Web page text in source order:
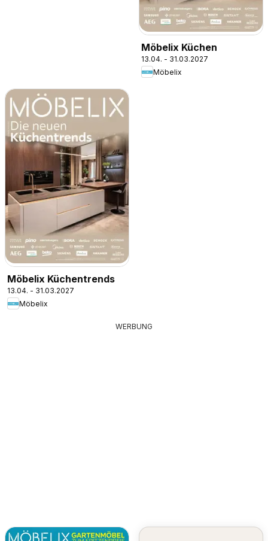
Möbelix Küchen
13.04. - 31.03.2027
Möbelix
Möbelix Küchentrends
13.04. - 31.03.2027
Möbelix
WERBUNG